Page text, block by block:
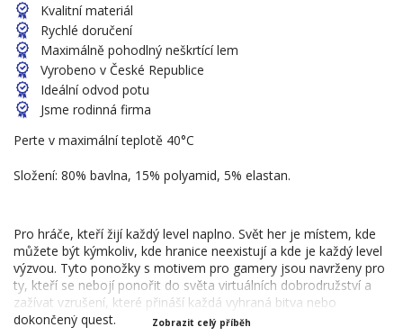
Kvalitní materiál
Rychlé doručení
Maximálně pohodlný neškrtící lem
Vyrobeno v České Republice
Ideální odvod potu
Jsme rodinná firma
Perte v maximální teplotě 40°C
Složení: 80% bavlna, 15% polyamid, 5% elastan.
Pro hráče, kteří žijí každý level naplno. Svět her je místem, kde
můžete být kýmkoliv, kde hranice neexistují a kde je každý level
výzvou. Tyto ponožky s motivem pro gamery jsou navrženy pro
ty, kteří se nebojí ponořit do světa virtuálních dobrodružství a
zažívat vzrušení, které přináší každá vyhraná bitva nebo
dokončený quest.
Zobrazit celý příběh